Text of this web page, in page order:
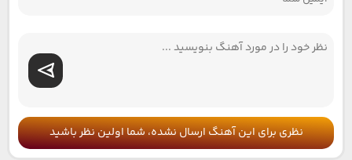
نظری برای این آهنگ ارسال نشده، شما اولین نظر باشید